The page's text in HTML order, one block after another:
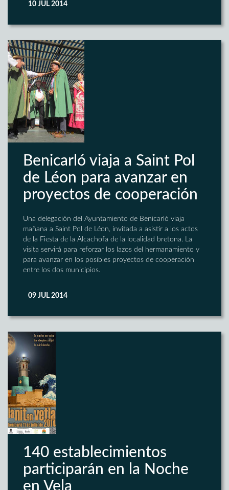
10 JUL 2014
Benicarló viaja a Saint Pol
de Léon para avanzar en
proyectos de cooperación
Una delegación del Ayuntamiento de Benicarló viaja
mañana a Saint Pol de Léon, invitada a asistir a los actos
de la Fiesta de la Alcachofa de la localidad bretona. La
visita servirá para reforzar los lazos del hermanamiento y
para avanzar en los posibles proyectos de cooperación
entre los dos municipios.
09 JUL 2014
140 establecimientos
participarán en la Noche
en Vela